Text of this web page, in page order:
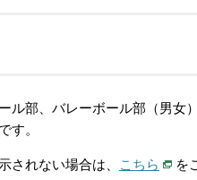
ル部、バレーボール部（男
す。
されない場合は、 こちら を